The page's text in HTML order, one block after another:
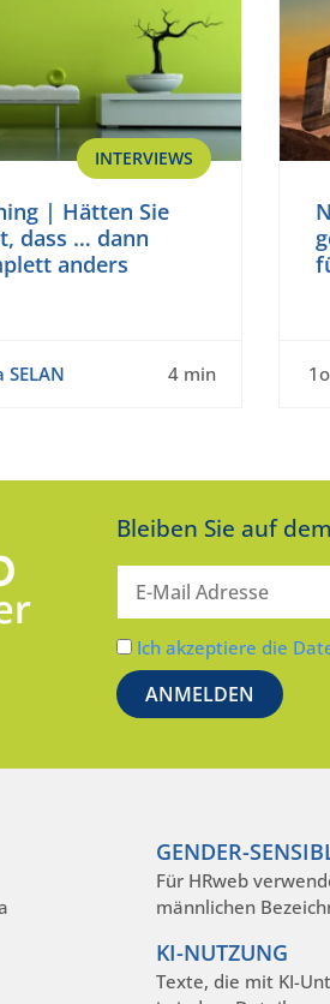
INTERVIEWS
| Hätten Sie
dass … dann
anders
SELAN 4 min
Bleiben Sie auf
Ich akzeptiere die
GENDER-
Für HRweb
männlichen
KI-NUTZUNG
Texte, die mit KI-